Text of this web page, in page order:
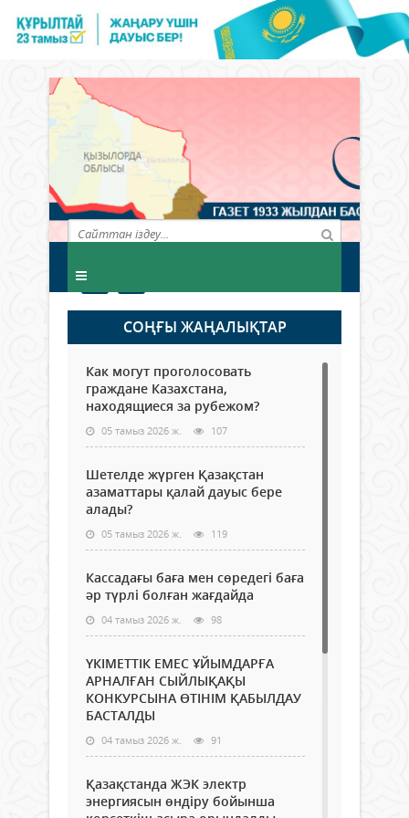
СОҢҒЫ ЖАҢАЛЫҚТАР
Как могут проголосовать
граждане Казахстана,
находящиеся за рубежом?
05 тамыз 2026 ж. 107
Шетелде жүрген Қазақстан
азаматтары қалай дауыс бере
алады?
05 тамыз 2026 ж. 119
Кассадағы баға мен сөредегі баға
әр түрлі болған жағдайда
04 тамыз 2026 ж. 98
ҮКІМЕТТІК ЕМЕС ҰЙЫМДАРҒА
АРНАЛҒАН СЫЙЛЫҚАҚЫ
КОНКУРСЫНА ӨТІНІМ ҚАБЫЛДАУ
БАСТАЛДЫ
04 тамыз 2026 ж. 91
Қазақстанда ЖЭК электр
энергиясын өндіру бойынша